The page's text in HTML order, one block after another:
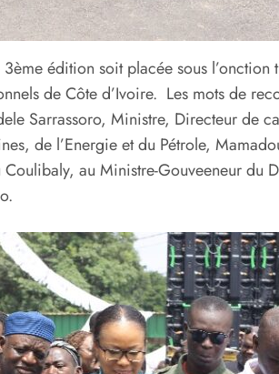
édition soit placée sous
de Côte d’Ivoire. Les mots de
Sarrassoro, Ministre, Directeur de
de l’Energie et du Pétrole,
au Ministre-Gouveeneur du